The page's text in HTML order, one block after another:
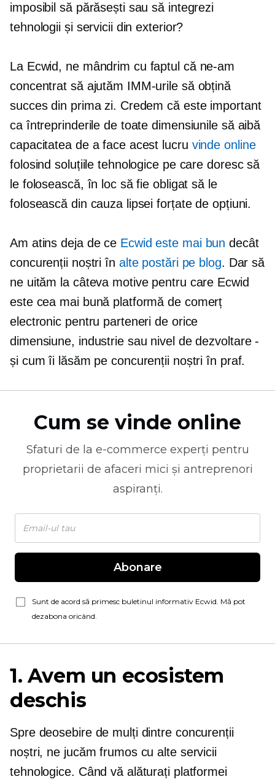
imposibil să părăsești sau să integrezi
tehnologii și servicii din exterior?
La Ecwid, ne mândrim cu faptul că ne-am
concentrat să ajutăm IMM-urile să obțină
succes din prima zi. Credem că este important
ca întreprinderile de toate dimensiunile să aibă
capacitatea de a face acest lucru vinde online
folosind soluțiile tehnologice pe care doresc să
le folosească, în loc să fie obligat să le
folosească din cauza lipsei forțate de opțiuni.
Am atins deja de ce Ecwid este mai bun decât
concurenții noștri în alte postări pe blog. Dar să
ne uităm la câteva motive pentru care Ecwid
este cea mai bună platformă de comerț
electronic pentru parteneri de orice
dimensiune, industrie sau nivel de dezvoltare -
și cum îi lăsăm pe concurenții noștri în praf.
Cum se vinde online
Sfaturi de la e-commerce experți pentru
proprietarii de afaceri mici și antreprenori
aspiranți.
Abonare
Sunt de acord să primesc buletinul informativ Ecwid. Mă pot
dezabona oricând.
1. Avem un ecosistem
deschis
Spre deosebire de mulți dintre concurenții
noștri, ne jucăm frumos cu alte servicii
tehnologice. Când vă alăturați platformei